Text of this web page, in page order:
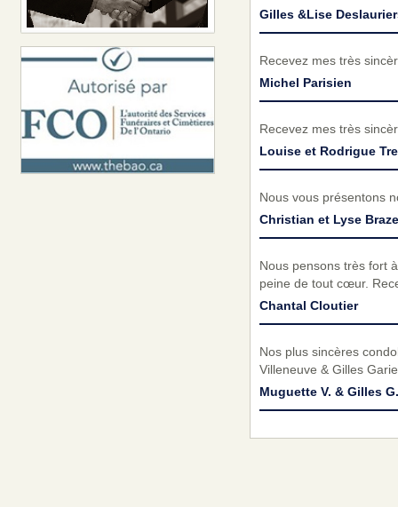
Gilles &Lise
Recevez mes très
Michel Parisien
Recevez mes très
Louise et Rodrigue
Nous vous présentons
Christian et Lyse
Nous pensons très fort
peine de tout cœur.
Chantal Cloutier
Nos plus sincères
Villeneuve & Gilles
Muguette V. & Gilles